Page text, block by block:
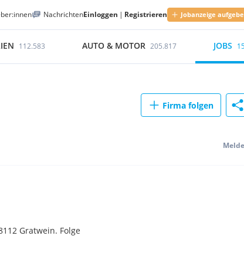
NachrichtenEinloggen | Registrieren Jobanzeige
112.583 AUTO & MOTOR 205.817 JOBS
Firma folgen
Gratwein. Folge